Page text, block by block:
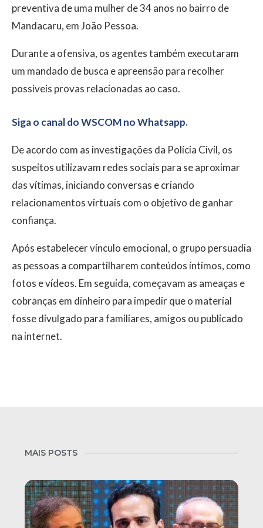
preventiva de uma mulher de 34 anos no bairro de
Mandacaru, em João Pessoa.
Durante a ofensiva, os agentes também executaram
um mandado de busca e apreensão para recolher
possíveis provas relacionadas ao caso.
Siga o canal do WSCOM no Whatsapp.
De acordo com as investigações da Polícia Civil, os
suspeitos utilizavam redes sociais para se aproximar
das vítimas, iniciando conversas e criando
relacionamentos virtuais com o objetivo de ganhar
confiança.
Após estabelecer vínculo emocional, o grupo persuadia
as pessoas a compartilharem conteúdos íntimos, como
fotos e vídeos. Em seguida, começavam as ameaças e
cobranças em dinheiro para impedir que o material
fosse divulgado para familiares, amigos ou publicado
na internet.
MAIS POSTS